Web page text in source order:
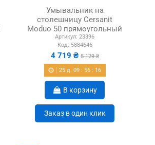
Умывальник на
столешницу Cersanit
Moduo 50 прямоугольный
Артикул: 23396
Код: 5884646
4 719 ₴ 5 129 ₴
25 д. 09 : 56 : 15
В корзину
Заказ в один клик